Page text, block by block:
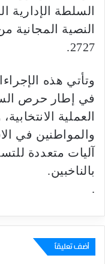
السلطة الإدارية
2727.
وتأتي هذه
في إطار حرص
العملية
والمواطنين في
آليات متعددة
بالناخبين.
.
أضف تعليقاً